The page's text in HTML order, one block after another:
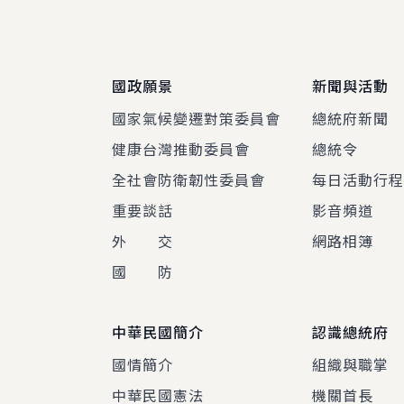
國政願景
國家氣候變遷對策委員會
健康台灣推動委員會
全社會防衛韌性委員會
重要談話
外 交
國 防
新聞與活動
總統府新聞
總統令
每日活動行程
影音頻道
網路相簿
中華民國簡介
國情簡介
中華民國憲法
認識總統府
組織與職掌
機關首長